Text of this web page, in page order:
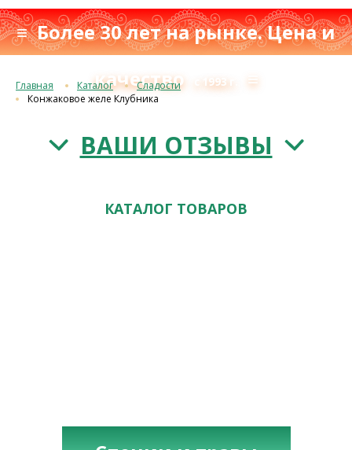
≡ Более 30 лет на рынке. Цена и
качество
с 1993 г. ≡
Главная Каталог
Сладости
Конжаковое желе Клубника
ВАШИ ОТЗЫВЫ
КАТАЛОГ ТОВАРОВ